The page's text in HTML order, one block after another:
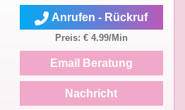
Anrufen - Rückruf
Preis: € 4.99/Min
Email Beratung
Nachricht